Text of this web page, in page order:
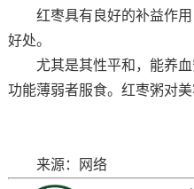
红枣具有良好的补益作
好处。
尤其是其性平和，能养
功能薄弱者服食。红枣粥对
来源：网络